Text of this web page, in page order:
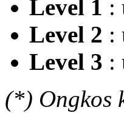
Level 1 :
Level 2 :
Level 3 :
(*) Ongkos